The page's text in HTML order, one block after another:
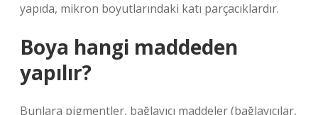
yapıda, mikron boyutlarındaki katı parçacıklardır.
Boya hangi maddeden
yapılır?
Bunlara pigmentler, bağlayıcı maddeler (bağlayıcılar,